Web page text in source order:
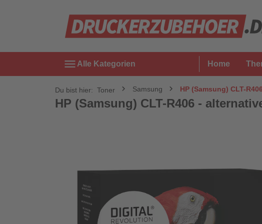
menu Alle Kategorien Home
Du bist hier: Toner Samsung HP (Samsung) CLT-
HP (Samsung) CLT-R406 -